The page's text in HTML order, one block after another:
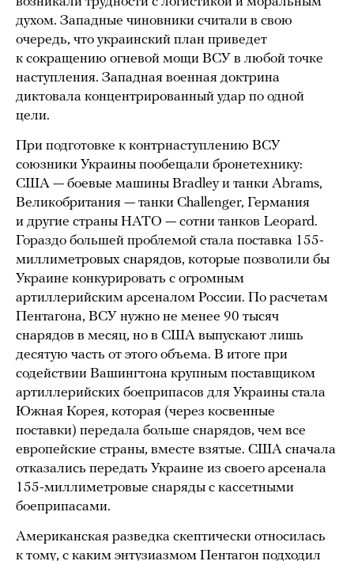
духом. Западные чиновники считали в свою
очередь, что украинский план приведет
к сокращению огневой мощи ВСУ в любой точке
наступления. Западная военная доктрина
диктовала концентрированный удар по одной
цели.
При подготовке к контрнаступлению ВСУ
союзники Украины пообещали бронетехнику:
США — боевые машины Bradley и танки Abrams,
Великобритания — танки Challenger, Германия
и другие страны НАТО — сотни танков Leopard.
Гораздо большей проблемой стала поставка 155-
миллиметровых снарядов, которые позволили бы
Украине конкурировать с огромным
артиллерийским арсеналом России. По расчетам
Пентагона, ВСУ нужно не менее 90 тысяч
снарядов в месяц, но в США выпускают лишь
десятую часть от этого объема. В итоге при
содействии Вашингтона крупным поставщиком
артиллерийских боеприпасов для Украины стала
Южная Корея, которая (через косвенные
поставки) передала больше снарядов, чем все
европейские страны, вместе взятые. США сначала
отказались передать Украине из своего арсенала
155-миллиметровые снаряды с кассетными
боеприпасами.
Американская разведка скептически относилась
к тому, с каким энтузиазмом Пентагон подходил